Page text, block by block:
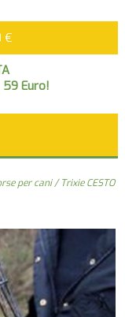
€
59 Euro!
per cani/ Trixie CESTO